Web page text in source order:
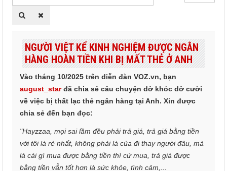
Part
of
thị
NGƯỜI VIỆT KỂ KINH NGHIỆM ĐƯỢC NGÂN
HÀNG HOÀN TIỀN KHI BỊ MẤT THẺ Ở ANH
Vào tháng 10/2025 trên diễn đàn VOZ.vn, bạn
august_starđã chia sẻ câu chuyện dở khóc dở cười
về việc bị thất lạc thẻ ngân hàng tại Anh. Xin được
chia sẻ đến bạn đọc:
"Hayzzaa, mọi sai lầm đều phải trả giá, trả giá bằng tiền
với tôi là rẻ nhất, không phải là của đi thay người đâu, mà
là cái gì mua được bằng tiền thì cứ mua, trả giá được
bằng tiền vẫn tốt hơn là sức khỏe, tình cảm,...